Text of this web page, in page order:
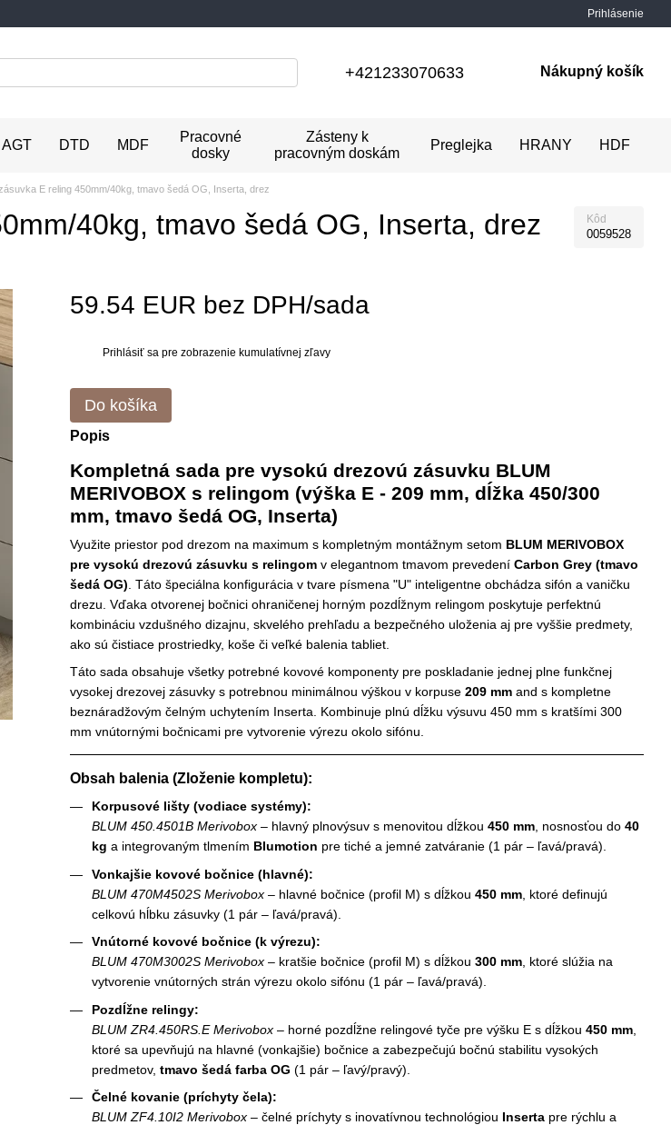
Prihlásenie
+421233070633 Nákupný košík
AGT DTD MDF
Pracovné
dosky
Zásteny k
pracovným doskám
Preglejka HRANY HDF
E reling 450mm/40kg, tmavo šedá OG, Inserta, drez
40kg, tmavo šedá OG, Inserta, drez Kôd
0059528
59.54 EUR bez DPH/sada
Prihlásiť sa pre zobrazenie kumulatívnej zľavy
Do košíka
Popis
Kompletná sada pre vysokú drezovú zásuvku BLUM
MERIVOBOX s relingom (výška E - 209 mm, dĺžka 450/300
mm, tmavo šedá OG, Inserta)
Využite priestor pod drezom na maximum s kompletným montážnym setom BLUM MERIVOBOX
pre vysokú drezovú zásuvku s relingom v elegantnom tmavom prevedení Carbon Grey (tmavo
šedá OG) . Táto špeciálna konfigurácia v tvare písmena "U" inteligentne obchádza sifón a vaničku
drezu. Vďaka otvorenej bočnici ohraničenej horným pozdĺžnym relingom poskytuje perfektnú
kombináciu vzdušného dizajnu, skvelého prehľadu a bezpečného uloženia aj pre vyššie predmety,
ako sú čistiace prostriedky, koše či veľké balenia tabliet.
Táto sada obsahuje všetky potrebné kovové komponenty pre poskladanie jednej plne funkčnej
vysokej drezovej zásuvky s potrebnou minimálnou výškou v korpuse 209 mm and s kompletne
beznáradžovým čelným uchytením Inserta. Kombinuje plnú dĺžku výsuvu 450 mm s kratšími 300
mm vnútornými bočnicami pre vytvorenie výrezu okolo sifónu.
Obsah balenia (Zloženie kompletu):
Korpusové lišty (vodiace systémy):
BLUM 450.4501B Merivobox – hlavný plnovýsuv s menovitou dĺžkou 450 mm, nosnosťou do 40
kg a integrovaným tlmením Blumotion pre tiché a jemné zatváranie (1 pár – ľavá/pravá).
Vonkajšie kovové bočnice (hlavné):
BLUM 470M4502S Merivobox – hlavné bočnice (profil M) s dĺžkou 450 mm , ktoré definujú
celkovú hĺbku zásuvky (1 pár – ľavá/pravá).
Vnútorné kovové bočnice (k výrezu):
BLUM 470M3002S Merivobox – kratšie bočnice (profil M) s dĺžkou 300 mm , ktoré slúžia na
vytvorenie vnútorných strán výrezu okolo sifónu (1 pár – ľavá/pravá).
Pozdĺžne relingy:
BLUM ZR4.450RS.E Merivobox – horné pozdĺžne relingové tyče pre výšku E s dĺžkou 450 mm
ktoré sa upevňujú na hlavné (vonkajšie) bočnice a zabezpečujú bočnú stabilitu vysokých
predmetov, tmavo šedá farba OG (1 pár – ľavý/pravý).
Čelné kovanie (príchyty čela):
BLUM ZF4.10I2 Merivobox – čelné príchyty s inovatívnou technológiou Inserta pre rýchlu a